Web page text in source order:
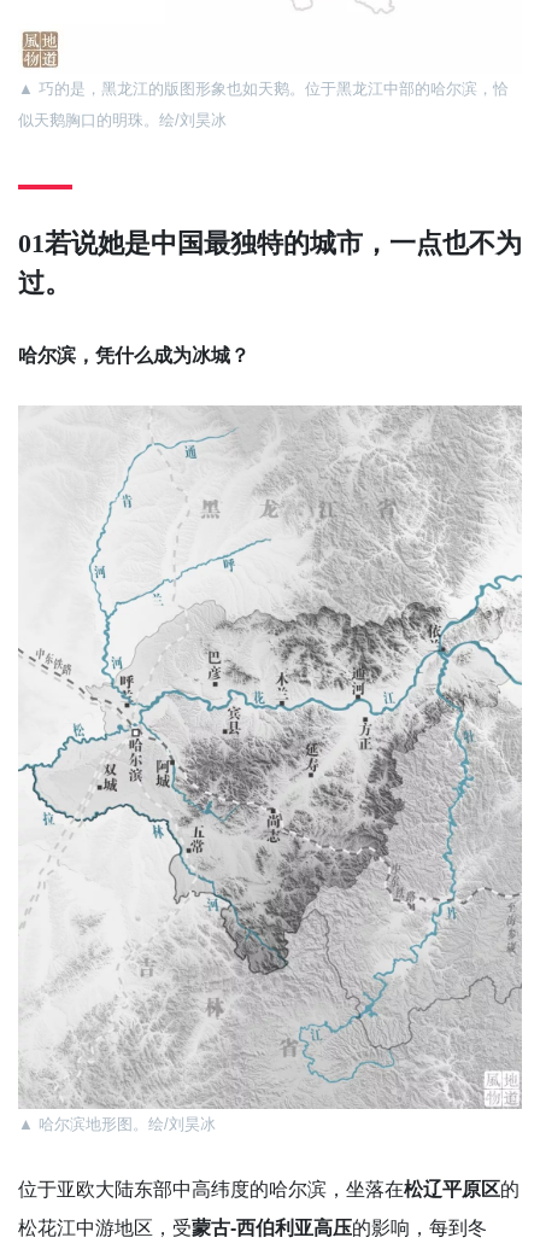
▲ 巧的是，黑龙江的版图形象也如天鹅。位于黑龙江中部的哈尔滨，恰
似天鹅胸口的明珠。绘/刘昊冰
01若说她是中国最独特的城市，一点也不为
过。
哈尔滨，凭什么成为冰城？
▲ 哈尔滨地形图。绘/刘昊冰
位于亚欧大陆东部中高纬度的哈尔滨，坐落在松辽平原区的
松花江中游地区，受蒙古-西伯利亚高压的影响，每到冬